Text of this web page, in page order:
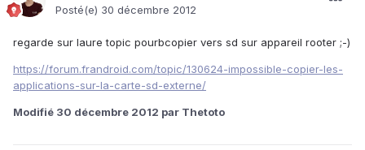
Posté(e) 30 décembre 2012
regarde sur laure topic pourbcopier vers sd sur appareil rooter ;-)
https://forum.frandroid.com/topic/130624-impossible-copier-les-
applications-sur-la-carte-sd-externe/
Modifié 30 décembre 2012 par Thetoto